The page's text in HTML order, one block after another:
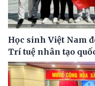
Học sinh Việt Nam
Trí tuệ nhân tạo